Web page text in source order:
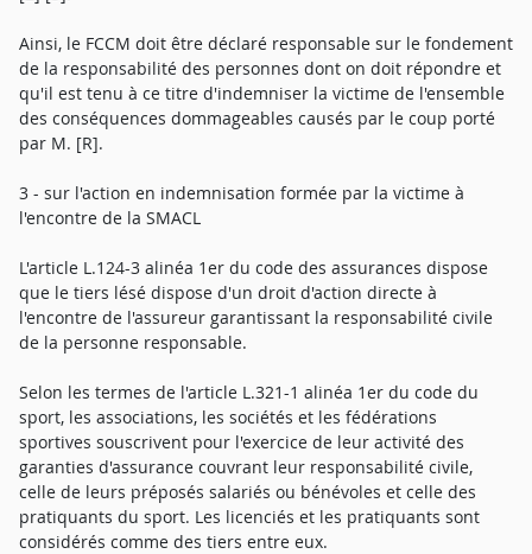
Ainsi, le FCCM doit être déclaré responsable sur le fondement
de la responsabilité des personnes dont on doit répondre et
qu'il est tenu à ce titre d'indemniser la victime de l'ensemble
des conséquences dommageables causés par le coup porté
par M. [R].
3 - sur l'action en indemnisation formée par la victime à
l'encontre de la SMACL
L'article L.124-3 alinéa 1er du code des assurances dispose
que le tiers lésé dispose d'un droit d'action directe à
l'encontre de l'assureur garantissant la responsabilité civile
de la personne responsable.
Selon les termes de l'article L.321-1 alinéa 1er du code du
sport, les associations, les sociétés et les fédérations
sportives souscrivent pour l'exercice de leur activité des
garanties d'assurance couvrant leur responsabilité civile,
celle de leurs préposés salariés ou bénévoles et celle des
pratiquants du sport. Les licenciés et les pratiquants sont
considérés comme des tiers entre eux.